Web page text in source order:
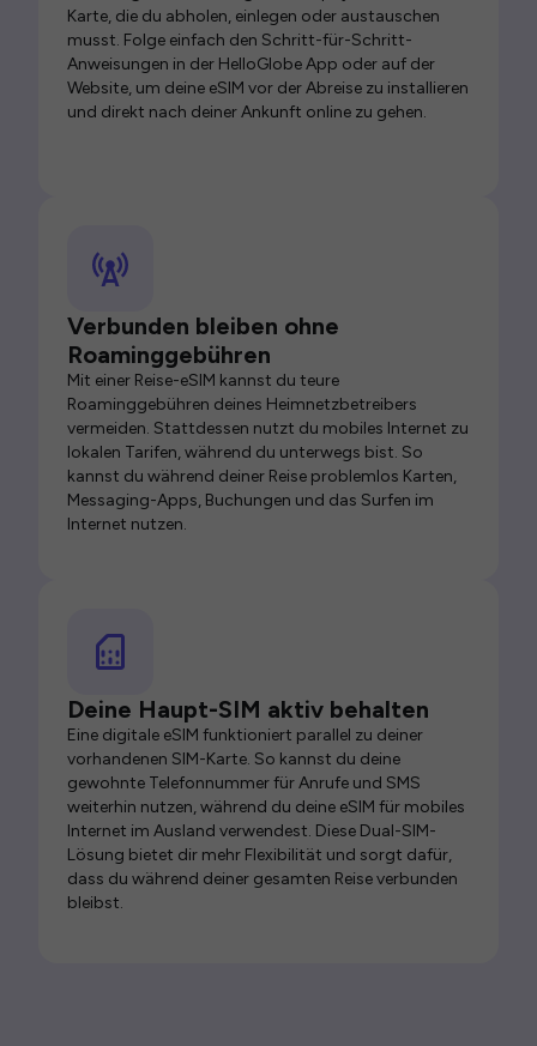
Karte, die du abholen, einlegen oder austauschen
musst. Folge einfach den Schritt-für-Schritt-
Anweisungen in der HelloGlobe App oder auf der
Website, um deine eSIM vor der Abreise zu installieren
und direkt nach deiner Ankunft online zu gehen.
Verbunden bleiben ohne
Roaminggebühren
Mit einer Reise-eSIM kannst du teure
Roaminggebühren deines Heimnetzbetreibers
vermeiden. Stattdessen nutzt du mobiles Internet zu
lokalen Tarifen, während du unterwegs bist. So
kannst du während deiner Reise problemlos Karten,
Messaging-Apps, Buchungen und das Surfen im
Internet nutzen.
Deine Haupt-SIM aktiv behalten
Eine digitale eSIM funktioniert parallel zu deiner
vorhandenen SIM-Karte. So kannst du deine
gewohnte Telefonnummer für Anrufe und SMS
weiterhin nutzen, während du deine eSIM für mobiles
Internet im Ausland verwendest. Diese Dual-SIM-
Lösung bietet dir mehr Flexibilität und sorgt dafür,
dass du während deiner gesamten Reise verbunden
bleibst.